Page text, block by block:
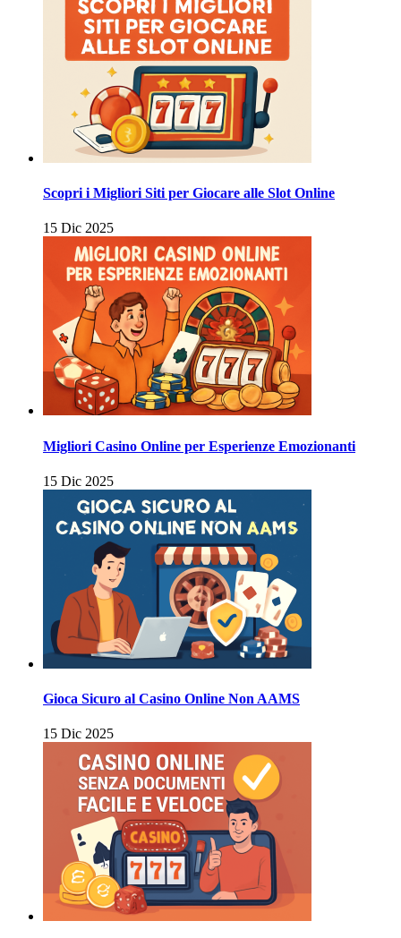
Scopri i Migliori Siti per Giocare alle Slot Online
15 Dic 2025
Migliori Casino Online per Esperienze Emozionanti
15 Dic 2025
Gioca Sicuro al Casino Online Non AAMS
15 Dic 2025